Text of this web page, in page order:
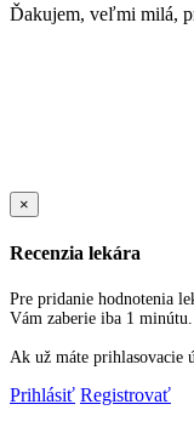
Ďakujem, veľmi milá,
×
Recenzia lekára
Pre pridanie hodnotenia
Vám zaberie iba 1 minútu.
Ak už máte prihlasovacie
Prihlásiť Registrovať